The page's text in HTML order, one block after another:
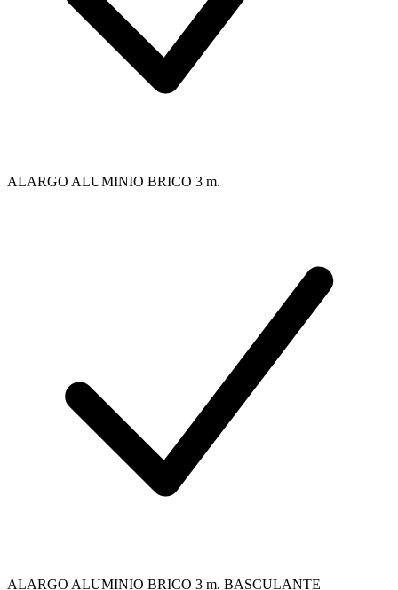
ALARGO ALUMINIO BRICO 3 m.
ALARGO ALUMINIO BRICO 3 m. BASCULANTE